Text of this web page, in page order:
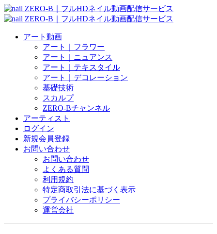
アート動画
アート｜フラワー
アート｜ニュアンス
アート｜テキスタイル
アート｜デコレーション
基礎技術
スカルプ
ZERO-Bチャンネル
アーティスト
ログイン
新規会員登録
お問い合わせ
お問い合わせ
よくある質問
利用規約
特定商取引法に基づく表示
プライバシーポリシー
運営会社